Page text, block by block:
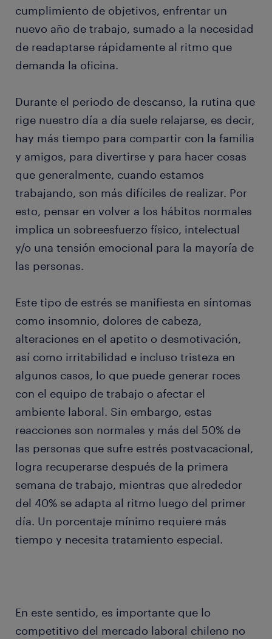
cumplimiento de objetivos, enfrentar un
nuevo año de trabajo, sumado a la necesidad
de readaptarse rápidamente al ritmo que
demanda la oficina.
Durante el periodo de descanso, la rutina que
rige nuestro día a día suele relajarse, es decir,
hay más tiempo para compartir con la familia
y amigos, para divertirse y para hacer cosas
que generalmente, cuando estamos
trabajando, son más difíciles de realizar. Por
esto, pensar en volver a los hábitos normales
implica un sobreesfuerzo físico, intelectual
y/o una tensión emocional para la mayoría de
las personas.
Este tipo de estrés se manifiesta en síntomas
como insomnio, dolores de cabeza,
alteraciones en el apetito o desmotivación,
así como irritabilidad e incluso tristeza en
algunos casos, lo que puede generar roces
con el equipo de trabajo o afectar el
ambiente laboral. Sin embargo, estas
reacciones son normales y más del 50% de
las personas que sufre estrés postvacacional,
logra recuperarse después de la primera
semana de trabajo, mientras que alrededor
del 40% se adapta al ritmo luego del primer
día. Un porcentaje mínimo requiere más
tiempo y necesita tratamiento especial.
En este sentido, es importante que lo
competitivo del mercado laboral chileno no